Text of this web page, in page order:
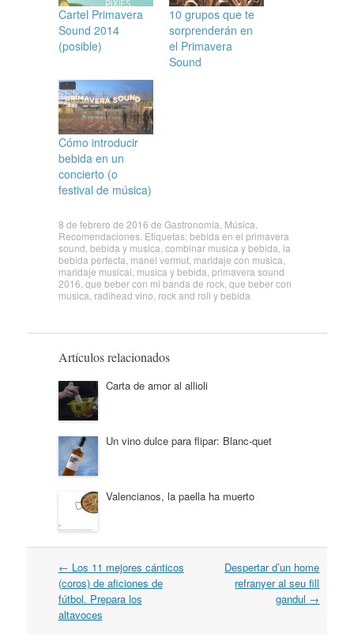
Cartel Primavera
Sound 2014
(posible)
10 grupos que te
sorprenderán en
el Primavera
Sound
Cómo introducir
bebida en un
concierto (o
festival de música)
8 de febrero de 2016 de Gastronomía Música
Recomendaciones. Etiquetas:bebida en el primavera
sound bebida y musica combinar musica y bebida la
bebida perfecta manel vermut, maridaje con musica
maridaje musical musica y bebida primavera sound
2016 que beber con mi banda de rock que beber con
musica radihead vino rock and roll y bebida
Artículos relacionados
Carta de amor al allioli
Un vino dulce para flipar: Blanc-quet
Valencianos, la paella ha muerto
Navegación
por
artículos
← Los 11 mejores cánticos
(coros) de aficiones de
fútbol. Prepara los
altavoces
Despertar d’un home
refranyer al seu fill
gandul →